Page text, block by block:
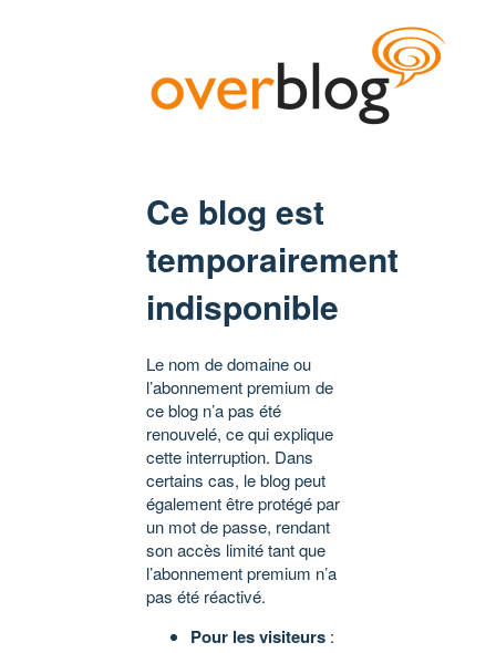
Ce blog est
temporairement
indisponible
Le nom de domaine ou
l’abonnement premium de
ce blog n’a pas été
renouvelé, ce qui explique
cette interruption. Dans
certains cas, le blog peut
également être protégé par
un mot de passe, rendant
son accès limité tant que
l’abonnement premium n’a
pas été réactivé.
Pour les visiteurs :